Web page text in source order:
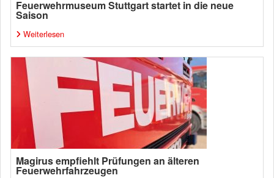
Feuerwehrmuseum Stuttgart startet in die neue
Saison
Weiterlesen
Magirus empfiehlt Prüfungen an älteren
Feuerwehrfahrzeugen